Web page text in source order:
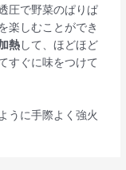
圧で野菜のぱりぱ
楽しむことができ
熱して、ほどほど
すぐに味をつけて
うに手際よく強火